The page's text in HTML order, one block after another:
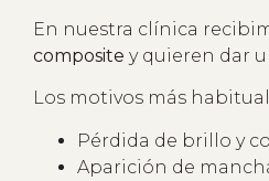
En nuestra clínica
composite y quieren dar
Los motivos más
Pérdida de brillo y
Aparición de